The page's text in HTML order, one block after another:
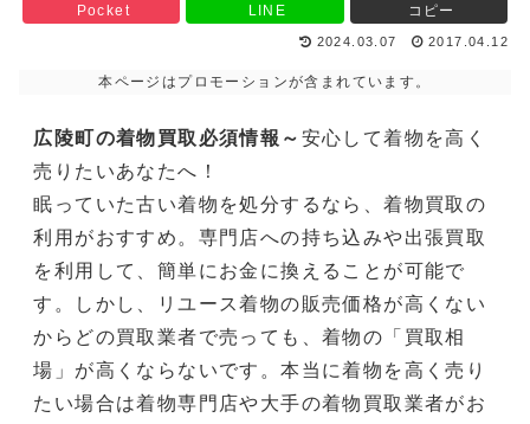
Pocket LINE コピー
2024.03.07 2017.04.12
本ページはプロモーションが含まれています。
広陵町の着物買取必須情報～ 安心して着物を高く
売りたいあなたへ！
眠っていた古い着物を処分するなら、着物買取の
利用がおすすめ。専門店への持ち込みや出張買取
を利用して、簡単にお金に換えることが可能で
す。しかし、リユース着物の販売価格が高くない
からどの買取業者で売っても、着物の「買取相
場」が高くならないです。本当に着物を高く売り
たい場合は着物専門店や大手の着物買取業者がお